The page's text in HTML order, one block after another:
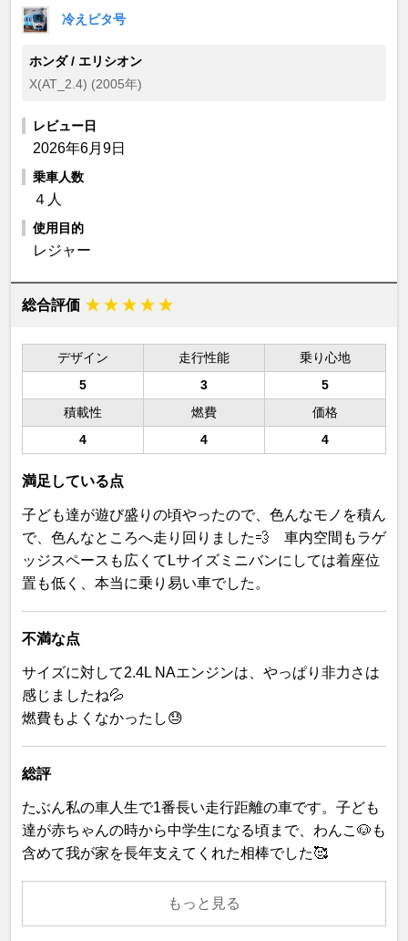
冷えピタ号
ホンダ / エリシオン
X(AT_2.4) (2005年)
レビュー日
2026年6月9日
乗車人数
４人
使用目的
レジャー
総合評価
デザイン 走行性能
乗り心地
5
3
5
積載性
燃費
価格
4
4 4
満足している点
子ども達が遊び盛りの頃やったので、色んなモノを積ん
で、色んなところへ走り回りました💨 車内空間もラゲ
ッジスペースも広くてLサイズミニバンにしては着座位
置も低く、本当に乗り易い車でした。
不満な点
サイズに対して2.4L NAエンジンは、やっぱり非力さは
感じましたね💦
燃費もよくなかったし😓
総評
たぶん私の車人生で1番長い走行距離の車です。子ども
達が赤ちゃんの時から中学生になる頃まで、わんこ🐶も
含めて我が家を長年支えてくれた相棒でした🥰
もっと見る